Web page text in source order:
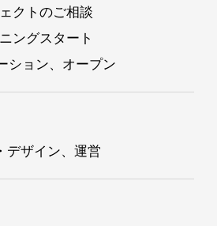
クトのご相談
ングスタート
ョン、オープン
デザイン、運営